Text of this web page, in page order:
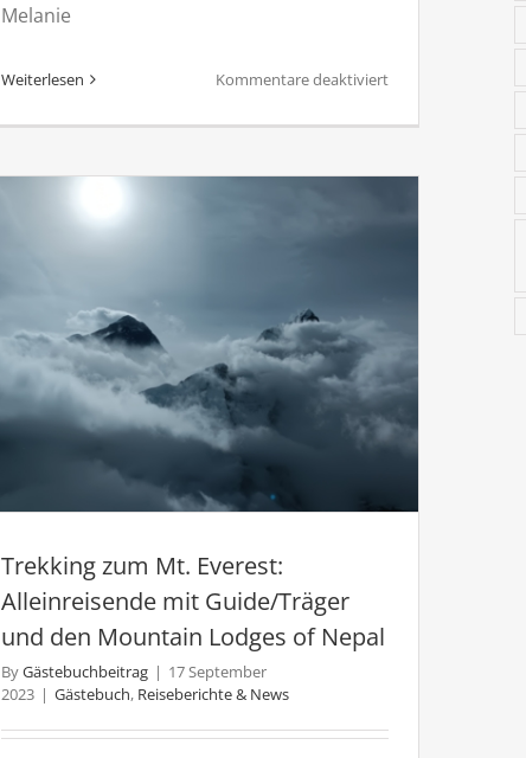
Melanie
Weiterlesen Kommentare deaktiviertfür
Trekking zum Mt. Everest:
Alleinreisende mit Guide/Träger
und den Mountain Lodges of Nepal
ByGästebuchbeitrag | 17 September
2023 | Gästebuch, Reiseberichte & News